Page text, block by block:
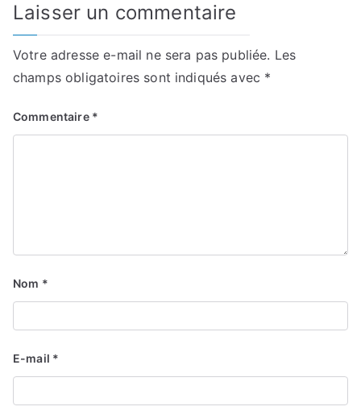
Laisser un commentaire
Votre adresse e-mail ne sera pas publiée. Les
champs obligatoires sont indiqués avec *
Commentaire *
Nom *
E-mail *